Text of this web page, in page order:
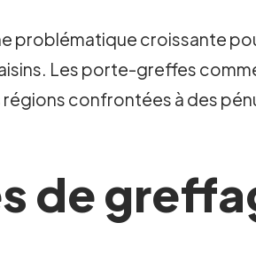
problématique croissante
Les porte-greffes
confrontées à des
de